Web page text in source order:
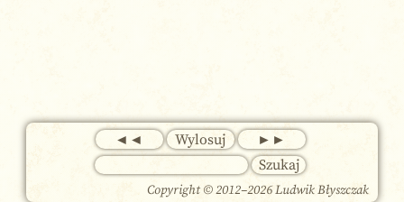
◄◄ Wylosuj ►►
Copyright © 2012–2026 Ludwik Błyszczak